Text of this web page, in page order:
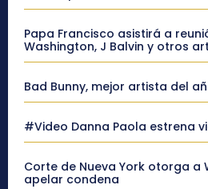
Papa Francisco asistirá a
Washington, J Balvin y otros
Bad Bunny, mejor artista del
#Video Danna Paola estrena
Corte de Nueva York otorga a
apelar condena